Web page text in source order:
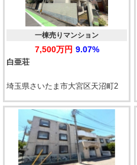
白亜荘
一棟売りマンション
7,500万円 9.07%
埼玉県さいたま市大宮区天沼町2